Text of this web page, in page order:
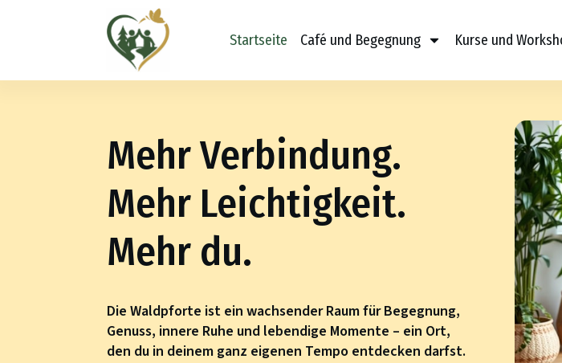
Startseite Café und Begegnung Kurse und
Mehr Verbindung.
Mehr Leichtigkeit.
Mehr du.
Die Waldpforte ist ein wachsender Raum für Begegnung,
Genuss, innere Ruhe und lebendige Momente – ein Ort,
den du in deinem ganz eigenen Tempo entdecken darfst.